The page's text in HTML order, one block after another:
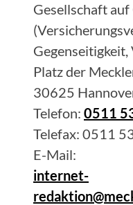
Gesellschaft
Gegenseitigkeit,
Platz der
30625
Telefon: 0511
Telefax: 0511
E-Mail:
internet-